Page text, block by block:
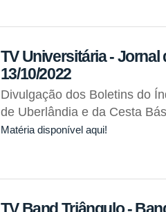
TV Universitária - Jornal
13/10/2022
Divulgação dos Boletins do
de Uberlândia e da Cesta
Matéria disponível aqui!
TV Band Triângulo -